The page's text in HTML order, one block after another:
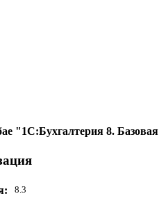
"1С:Бухгалтерия 8.
8.3